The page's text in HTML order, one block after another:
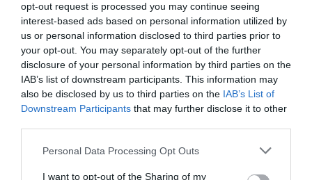
opt-out request is processed you may continue seeing
interest-based ads based on personal information utilized by
us or personal information disclosed to third parties prior to
your opt-out. You may separately opt-out of the further
disclosure of your personal information by third parties on the
IAB’s list of downstream participants. This information may
also be disclosed by us to third parties on the IAB’s List of
Downstream Participants that may further disclose it to other
Please note that this website/app uses one or more Google
not limited to your visit or usage behaviour. You may click to
Personal Data Processing Opt Outs
I want to opt-out of the Sharing of my
Hűtés 30 °C-ról 22 °C-ra: a 8 °C hőmérsékletkülönbség nagyobb
terhelést jelent, így a klíma SEER-értéke is rosszabb lesz –
vegyük így a fogyasztást 0,7 kWh-nak. Ha a klíma 24 órán át
működik, akkor (0,7x24x36) kerekítve605 forintba kerülhet az
egy teljes napi fogyasztás .
Olvasd el ezt is!